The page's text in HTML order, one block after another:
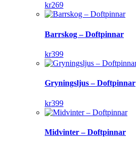
kr269
Barrskog – Doftpinnar
kr399
Gryningsljus – Doftpinnar
kr399
Midvinter – Doftpinnar